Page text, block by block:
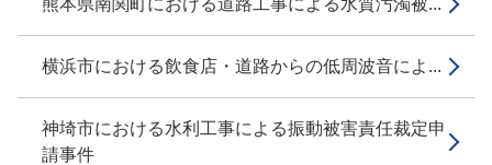
熊本県南関町における道路工事による水質汚濁被...
横浜市における飲食店・道路からの低周波音によ...
神埼市における水利工事による振動被害責任裁定申
請事件